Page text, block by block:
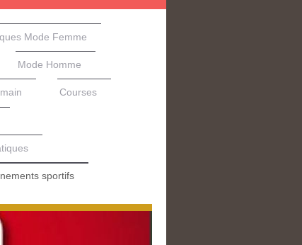
Mode Femme
Mode Homme
Courses
sportifs